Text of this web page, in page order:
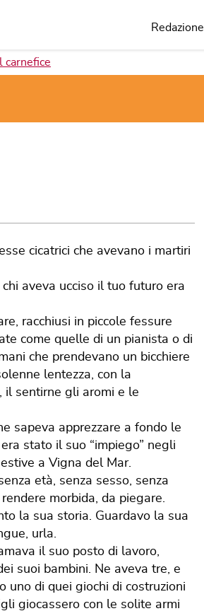
Redazione
carnefice
cicatrici che avevano i martiri
aveva ucciso il tuo futuro era
racchiusi in piccole fessure
come quelle di un pianista o di
che prendevano un bicchiere
lentezza, con la
il sentirne gli aromi e le
sapeva apprezzare a fondo le
stato il suo “impiego” negli
a Vigna del Mar.
età, senza sesso, senza
morbida, da piegare.
la sua storia. Guardavo la sua
urla.
il suo posto di lavoro,
suoi bambini. Ne aveva tre, e
uno di quei giochi di costruzioni
giocassero con le solite armi